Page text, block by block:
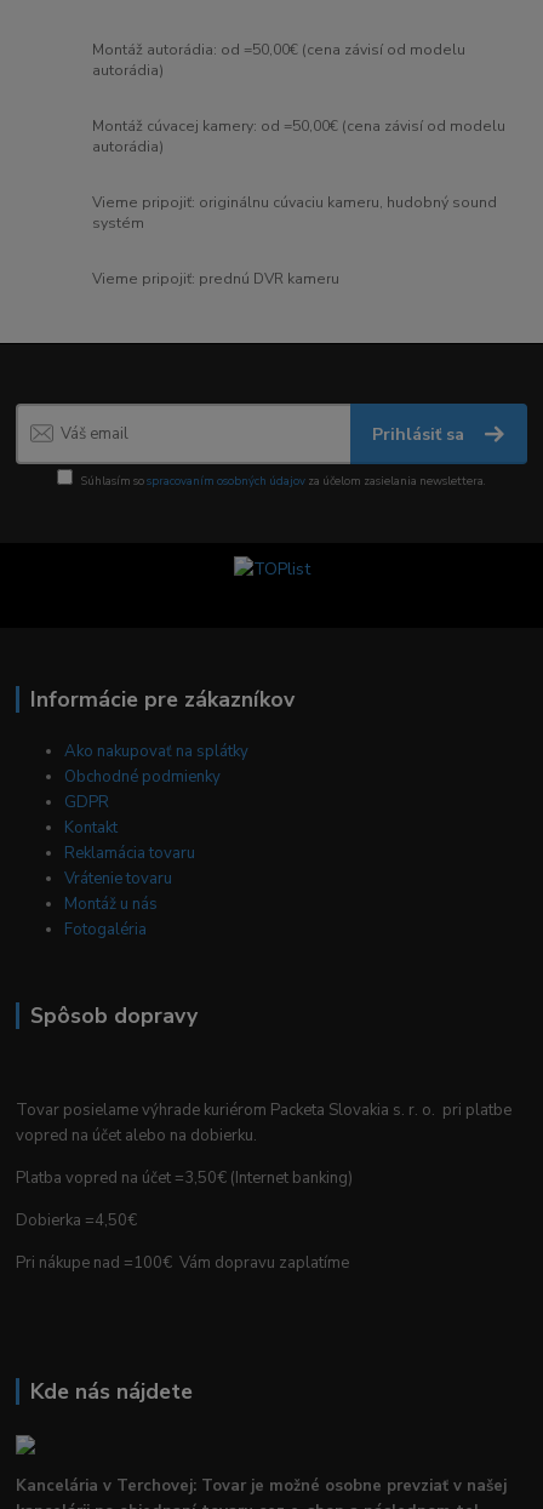
Montáž autorádia: od =50,00€ (cena závisí od modelu
autorádia)
Montáž cúvacej kamery: od =50,00€ (cena závisí od modelu
autorádia)
Vieme pripojiť: originálnu cúvaciu kameru, hudobný sound
systém
Vieme pripojiť: prednú DVR kameru
Prihlásiť sa
Súhlasím sospracovaním osobných údajov za účelom zasielania newslettera.
Informácie pre zákazníkov
Ako nakupovať na splátky
Obchodné podmienky
GDPR
Kontakt
Reklamácia tovaru
Vrátenie tovaru
Montáž u nás
Fotogaléria
Spôsob dopravy
Tovar posielame výhrade kuriérom Packeta Slovakia s. r. o. pri platbe
vopred na účet alebo na dobierku.
Platba vopred na účet =3,50€ (Internet banking)
Dobierka =4,50€
Pri nákupe nad =100€ Vám dopravu zaplatíme
Kde nás nájdete
Kancelária v Terchovej: Tovar je možné osobne prevziať v našej